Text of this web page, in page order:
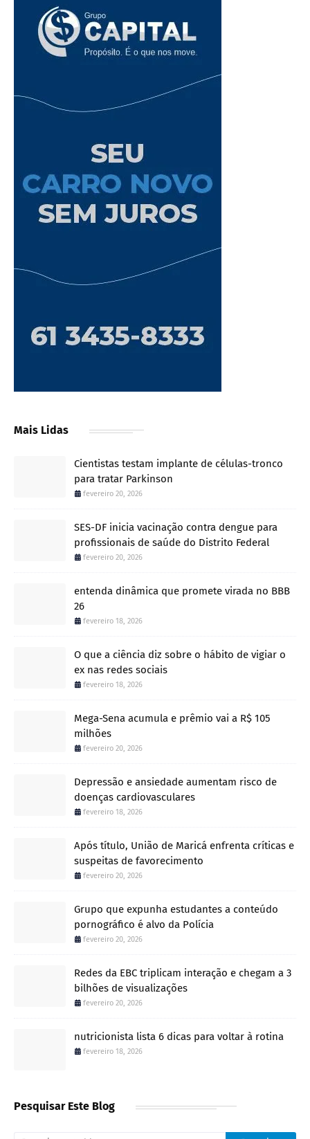
Mais Lidas
Cientistas testam implante de células-tronco
para tratar Parkinson
fevereiro 20, 2026
SES-DF inicia vacinação contra dengue para
profissionais de saúde do Distrito Federal
fevereiro 20, 2026
entenda dinâmica que promete virada no BBB
26
fevereiro 18, 2026
O que a ciência diz sobre o hábito de vigiar o
ex nas redes sociais
fevereiro 18, 2026
Mega-Sena acumula e prêmio vai a R$ 105
milhões
fevereiro 20, 2026
Depressão e ansiedade aumentam risco de
doenças cardiovasculares
fevereiro 18, 2026
Após título, União de Maricá enfrenta críticas e
suspeitas de favorecimento
fevereiro 20, 2026
Grupo que expunha estudantes a conteúdo
pornográfico é alvo da Polícia
fevereiro 20, 2026
Redes da EBC triplicam interação e chegam a 3
bilhões de visualizações
fevereiro 20, 2026
nutricionista lista 6 dicas para voltar à rotina
fevereiro 18, 2026
Pesquisar Este Blog